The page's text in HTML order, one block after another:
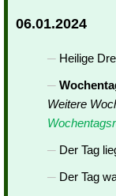
06.01.2024
Heilige
Weitere
Der Tag
Der Tag